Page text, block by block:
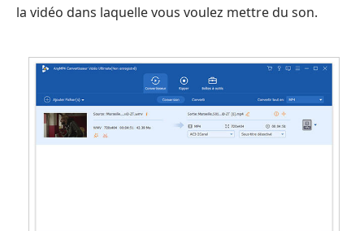
la vidéo dans laquelle vous voulez mettre du son.